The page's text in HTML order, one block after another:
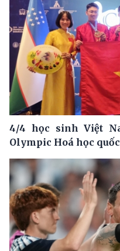
4/4 học sinh Việt
Olympic Hoá học